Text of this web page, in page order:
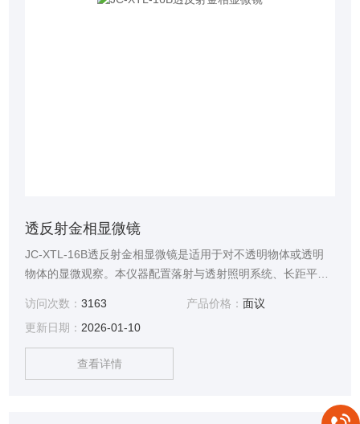
透反射金相显微镜
JC-XTL-16B透反射金相显微镜是适用于对不透明物体或透明
物体的显微观察。本仪器配置落射与透射照明系统、长距平场
有图像清晰、衬度好，造型美观，操作方便等特点，是生物
学、金属学、矿物学、精密工程学、电子学等研究的理想仪
器。适用于学校、科研、工厂等部门使用。
访问次数：3163 产品价格： 面议
更新日期：2026-01-10
查看详情